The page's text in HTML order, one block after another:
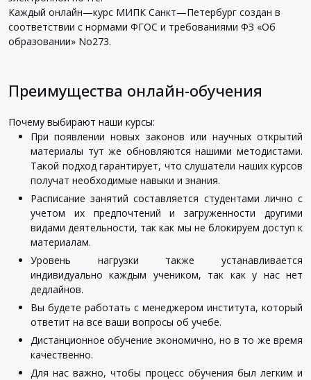
Каждый онлайн—курс МИПК Санкт—Петербург создан в
соответствии с нормами ФГОС и требованиями ФЗ «Об
образовании» No273.
Преимущества онлайн-обучения
Почему выбирают наши курсы:
При появлении новых законов или научных открытий
материалы тут же обновляются нашими методистами.
Такой подход гарантирует, что слушатели наших курсов
получат необходимые навыки и знания.
Расписание занятий составляется студентами лично с
учетом
их предпочтений и загруженности
другими
видами деятельности, так как мы не блокируем доступ к
материалам.
Уровень
нагрузки также
устанавливается
индивидуально каждым учеником, так как у нас нет
дедлайнов.
Вы будете работать с менеджером института, который
ответит на все ваши вопросы об учебе.
Дистанционное обучение экономично, но в то же время
качественно.
Длянас важно,чтобы процесс обучения был легким и